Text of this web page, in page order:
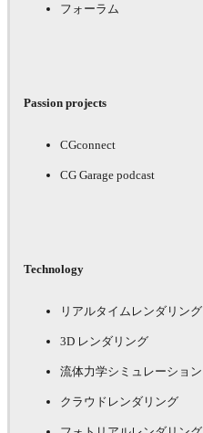
フォーラム
Passion projects
CGconnect
CG Garage podcast
Technology
リアルタイムレンダリング
3D レンダリング
流体力学シミュレーション
クラウドレンダリング